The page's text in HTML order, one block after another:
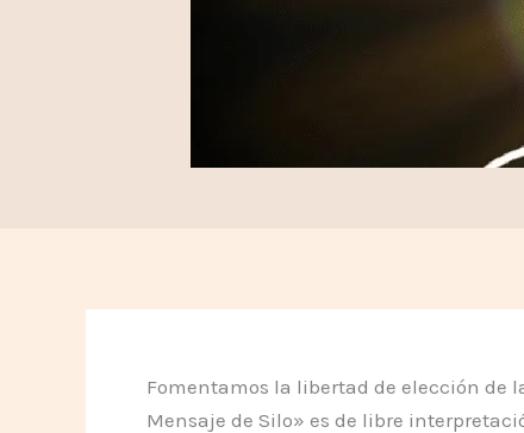
Fomentamos la libertad de elección de
Mensaje de Silo» es de libre